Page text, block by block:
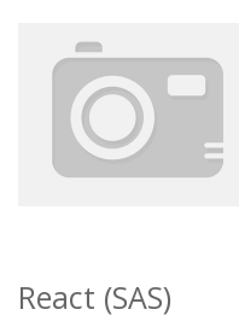
React (SAS)